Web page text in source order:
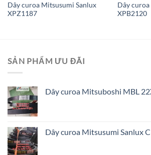
Dây curoa Mitsusumi Sanlux
XPZ1187
Dây
XPB2120
SẢN PHẨM ƯU ĐÃI
Dây curoa Mitsuboshi MBL
Dây curoa Mitsusumi Sanlux